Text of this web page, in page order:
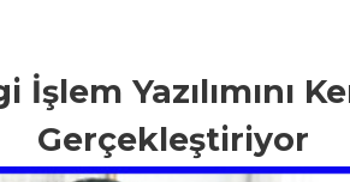
İşlem Yazılımını
Gerçekleştiriyor